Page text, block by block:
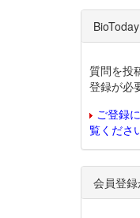
質問を投
登録が必
ご登録
覧くださ
会員登